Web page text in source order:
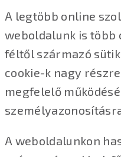
A legtöbb online
weboldalunk is több
féltől származó
cookie-k nagy
megfelelő
A weboldalunkon